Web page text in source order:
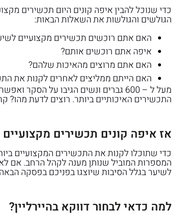
כדי שנוכל להבין איפה קונים היום תכשירים
הגולשים והגולשות את השאלות הבאות:
האם אתם רוכשים תכשירים מקצועיים
איפה אתם רוכשים אותם?
האם אתם מרוצים מהאיכות שלהם?
האם הייתם ממליצים לאחרים לקנות את
מעל ל – 600 גברים ונשים הגיבו
התכשירים האיכותיים ביותר. רוצים לדעת מהו?
אז איפה קונים תכשירים
כדי שתוכלו לקנות את התכשירים המקצועיים
המספרות המוביל שנותן מענה לקהל הרחב. אם
לשיער בגלל הסיבות שיוצגו בפניכם בפסקה
למה כדאי לבחור דווקא בהיירליין?